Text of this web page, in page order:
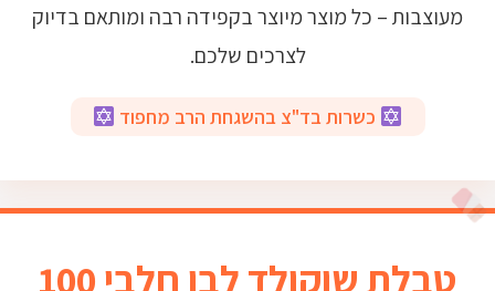
מעוצבות – כל מוצר מיוצר בקפידה רבה ומותאם בדיוק
לצרכים שלכם.
כשרות בד"צ בהשגחת הרב מחפוד
טבלת שוקולד לבן חלבי 100